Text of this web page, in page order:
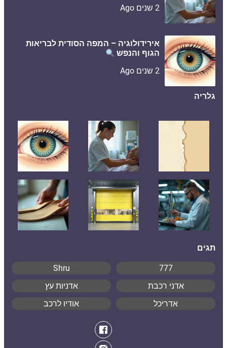
2 שנים Ago
אירידולוגיה – המפה הסודית לבריאות
הגוף והנפש
2 שנים Ago
גלריה
תגים
777
Shru
אדני רכבת
אדניות עץ
אדריכל
אודיו לרכב